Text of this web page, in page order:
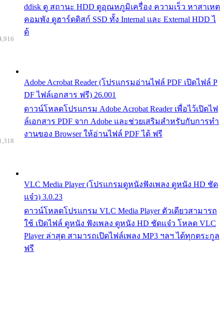
ddisk ดู สถานะ HDD ดูอุณหภูมิเครื่อง ความเร็ว หาสาเหต
คอมพัง ดูฮาร์ดดิสก์ SSD ทั้ง Internal และ External HDD ไ
ด้
Adobe Acrobat Reader (โปรแกรมอ่านไฟล์ PDF เปิดไฟล์ P
DF ไฟล์เอกสาร ฟรี) 26.001
ดาวน์โหลดโปรแกรม Adobe Acrobat Reader เพื่อไว้เปิดไฟ
ล์เอกสาร PDF จาก Adobe และช่วยเสริมสำหรับกับการทำ
งานของ Browser ให้อ่านไฟล์ PDF ได้ ฟรี
VLC Media Player (โปรแกรมดูหนังฟังเพลง ดูหนัง HD ชัด
แจ๋ว) 3.0.23
ดาวน์โหลดโปรแกรม VLC Media Player ตัวเดียวสามารถ
ใช้ เปิดไฟล์ ดูหนัง ฟังเพลง ดูหนัง HD ชัดแจ๋ว โหลด VLC
Player ล่าสุด สามารถเปิดไฟล์เพลง MP3 ฯลฯ ได้ทุกตระกูล
ฟรี